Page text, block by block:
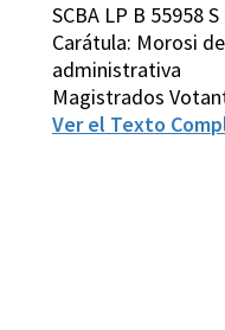
SCBA LP B 55958
Carátula: Morosi
administrativa
Magistrados
Ver el Texto